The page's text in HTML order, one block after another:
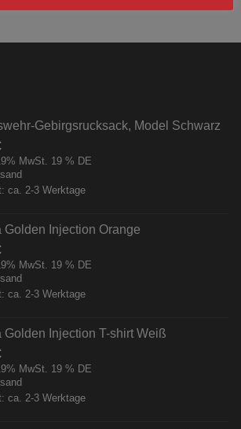
Gebirgsrucksack, Model Schwarz
MwSt. 19 % DE
ca. 2-3 Werktage
Golden Injection Orange
MwSt. 19 % DE
ca. 2-3 Werktage
Golden Injection T-shirt Weiß
MwSt. 19 % DE
ca. 2-3 Werktage